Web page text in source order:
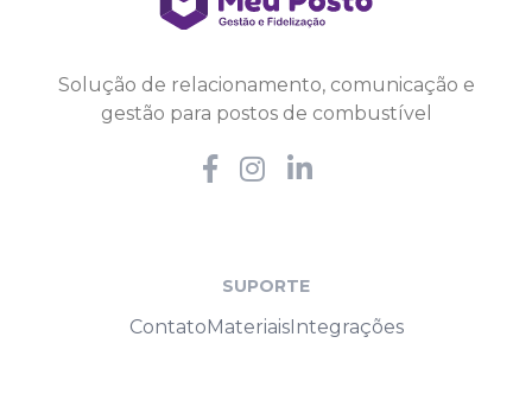
Solução de relacionamento, comunicação e
gestão para postos de combustível
SUPORTE
ContatoMateriaisIntegrações